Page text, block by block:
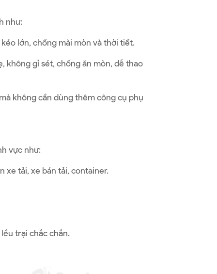
như:
lớn, chống mài mòn và thời tiết.
không gỉ sét, chống ăn mòn, dễ thao
không cần dùng thêm công cụ phụ
vực như:
xe tải, xe bán tải, container.
trại chắc chắn.